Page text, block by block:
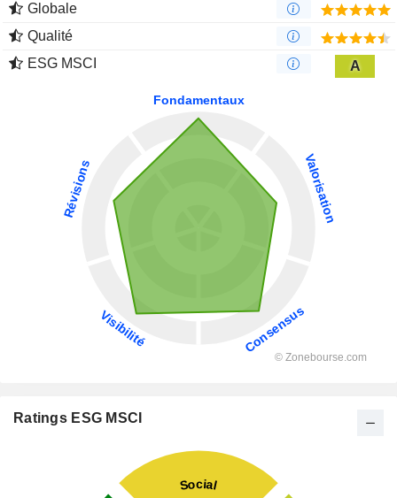
Globale
Qualité
ESG MSCI
A
Ratings ESG MSCI